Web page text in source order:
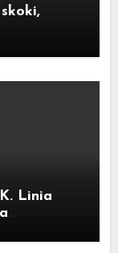
Linia